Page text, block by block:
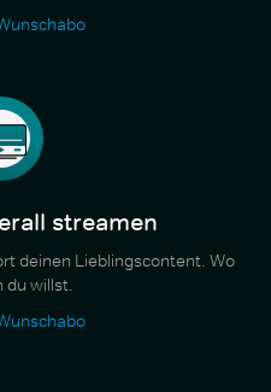
streamen
deinen Lieblingscontent. Wo
du willst.